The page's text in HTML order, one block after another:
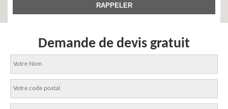
Demande de devis gratuit